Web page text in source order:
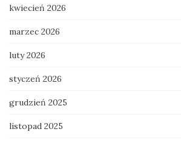
kwiecień 2026
marzec 2026
luty 2026
styczeń 2026
grudzień 2025
listopad 2025